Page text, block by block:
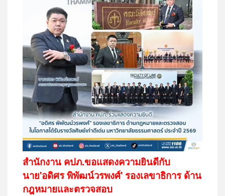
สำนักงาน คปภ.ขอแสดงความยินดีกับ
นาย'อดิศร พิพัฒน์วรพงศ์' รองเลขาธิการ ด้าน
กฎหมายและตรวจสอบ